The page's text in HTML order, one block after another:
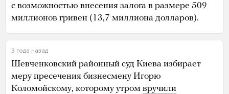
с возможностью внесения залога в размере 509
миллионов гривен (13,7 миллиона долларов).
3 года назад
Шевченковский районный суд Киева избирает
меру пресечения бизнесмену Игорю
Коломойскому, которому утром вручили